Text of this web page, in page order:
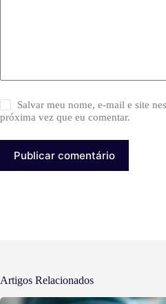
Salvar meu nome, e-mail e site
próxima vez que eu comentar.
Publicar comentário
Artigos Relacionados